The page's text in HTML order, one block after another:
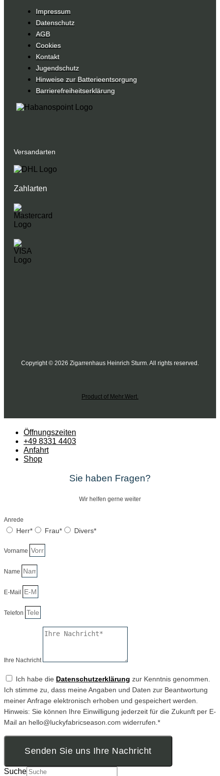
Impressum
Datenschutz
AGB
Cookies
Kontakt
Jugendschutz
Hinweise zur Batterieentsorgung
Barrierefreiheitserklärung
Versandarten
Zahlarten
Copyright © 2026 Zigarrenhaus Heinrich Sturm. All rights reserved.
Product of Mehr.Wert.
Öffnungszeiten
+49 8331 4403
Anfahrt
Shop
Sie haben Fragen?
Wir helfen gerne weiter
Anrede
Herr* Frau* Divers*
Vorname
Name
E-Mail
Telefon
Ihre Nachricht
Ich habe die Datenschutzerklärung zur Kenntnis genommen.
Ich stimme zu, dass meine Angaben und Daten zur Beantwortung
meiner Anfrage elektronisch erhoben und gespeichert werden.
Hinweis: Sie können Ihre Einwilligung jederzeit für die Zukunft per E-
Mail an hello@luckyfabricseason.com widerrufen.*
Senden Sie uns Ihre Nachricht
Suche